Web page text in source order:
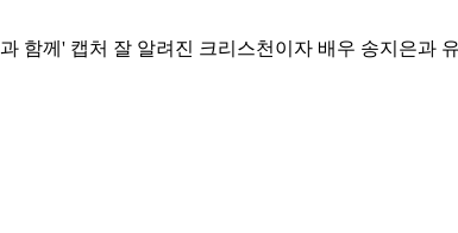
께' 캡처 잘 알려진 크리스천이자 배우 송지은과